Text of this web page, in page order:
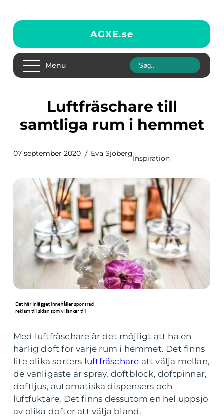
AGXE.se
Menu
Luftfräschare till
samtliga rum i hemmet
07 september 2020 Eva Sjöberg
Inspiration
Med luftfräschare är det möjligt att ha en
härlig doft för varje rum i hemmet. Det finns
lite olika sorters luftfräschare att välja mellan,
de vanligaste är spray, doftblock, doftpinnar,
doftljus, automatiska dispensers och
luftfuktare. Det finns dessutom en hel uppsjö
av olika dofter att välja bland.